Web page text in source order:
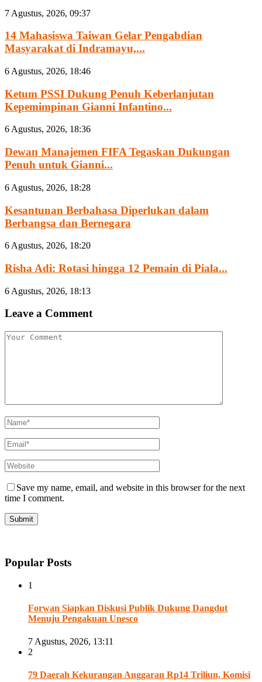
7 Agustus, 2026, 09:37
14 Mahasiswa Taiwan Gelar Pengabdian
Masyarakat di Indramayu,...
6 Agustus, 2026, 18:46
Ketum PSSI Dukung Penuh Keberlanjutan
Kepemimpinan Gianni Infantino...
6 Agustus, 2026, 18:36
Dewan Manajemen FIFA Tegaskan Dukungan
Penuh untuk Gianni...
6 Agustus, 2026, 18:28
Kesantunan Berbahasa Diperlukan dalam
Berbangsa dan Bernegara
6 Agustus, 2026, 18:20
Risha Adi: Rotasi hingga 12 Pemain di Piala...
6 Agustus, 2026, 18:13
Leave a Comment
Save my name, email, and website in this browser for the next
time I comment.
Popular Posts
1
Forwan Siapkan Diskusi Publik Dukung Dangdut
Menuju Pengakuan Unesco
7 Agustus, 2026, 13:11
2
79 Daerah Kekurangan Anggaran Rp14 Triliun, Komisi